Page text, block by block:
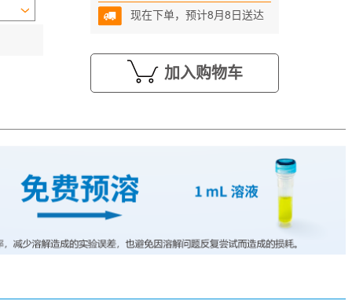
现在下单，预计8月8日送达
加入购物车